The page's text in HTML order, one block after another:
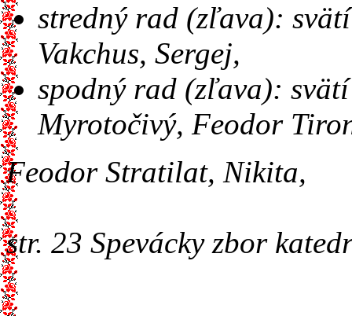
stredný rad (zľava):
Vakchus, Sergej,
spodný rad (zľava):
Myrotočivý, Feodor
Feodor Stratilat, Nikita,
str. 23 Spevácky zbor